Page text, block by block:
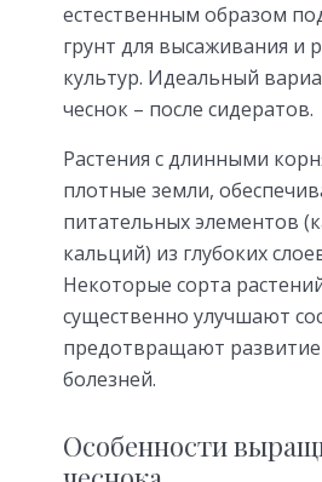
естественным образом
грунт для высаживания и
культур. Идеальный
чеснок – после сидератов.
Растения с длинными
плотные земли,
питательных элементов
кальций) из глубоких
Некоторые сорта
существенно улучшают
предотвращают
болезней.
Особенности